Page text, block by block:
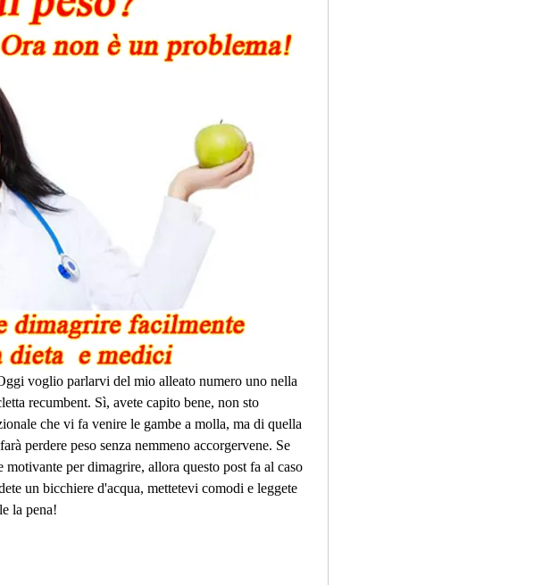
voglio parlarvi del mio alleato numero uno nella
recumbent. Sì, avete capito bene, non sto
che vi fa venire le gambe a molla, ma di quella
perdere peso senza nemmeno accorgervene. Se
motivante per dimagrire, allora questo post fa al caso
un bicchiere d'acqua, mettetevi comodi e leggete
la pena!